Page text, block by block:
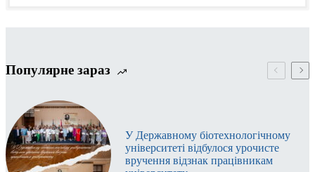
Організація перевірки робіт здобувачів вищої освіти
Роль і завдання студентського самоврядування
IX International Summer School: Marketing and
IX Міжнародна літня школа. Маркетинг і логістика:
фактори сталого розвитку
Договір про співпрацю між Національним
біотехнологічним університетом,
Угода про науково-педагогічне співробітництво
між Бидгошським Університетом Науки і техніки
(Польща) та Державним біотехнологічним
університетом,
2023 рік
Угода про співпрацю з ГО МАРТІ,2023 рік
Популярне зараз
У Державному біотехнологічному
університеті відбулося урочисте
вручення відзнак працівникам